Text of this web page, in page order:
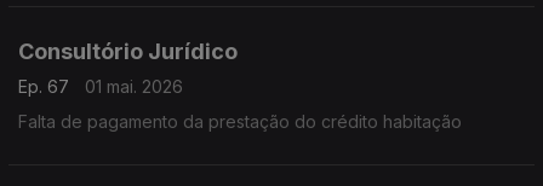
Consultório Jurídico
Ep. 67
01 mai. 2026
Falta de pagamento da prestação do crédito habitação